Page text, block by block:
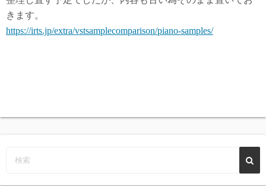
きます。
https://irts.jp/extra/vstsamplecomparison/piano-samples/